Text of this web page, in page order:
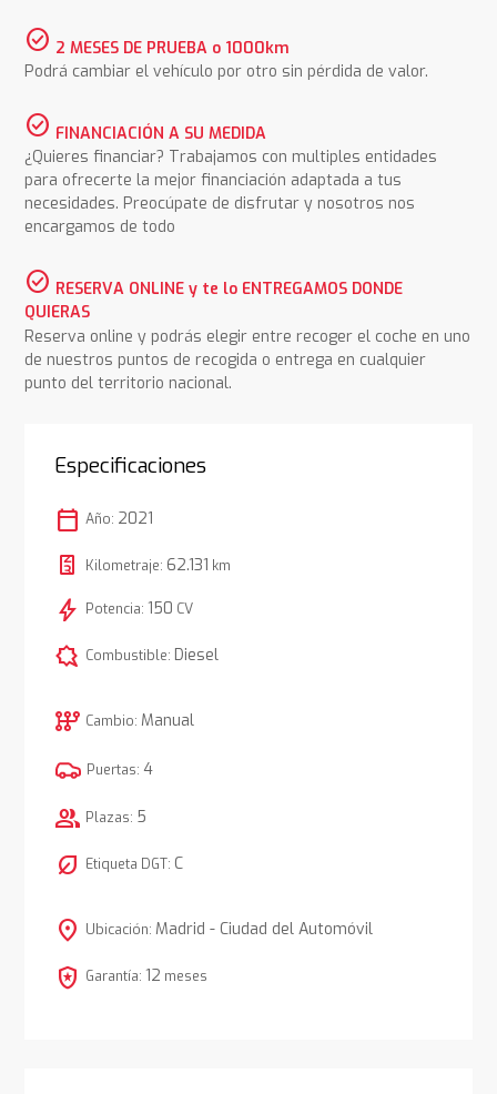
check_circle 2 MESES DE PRUEBA o 1000km
Podrá cambiar el vehículo por otro sin pérdida de valor.
check_circle FINANCIACIÓN A SU MEDIDA
¿Quieres financiar? Trabajamos con multiples entidades
para ofrecerte la mejor financiación adaptada a tus
necesidades. Preocúpate de disfrutar y nosotros nos
encargamos de todo
check_circle RESERVA ONLINE y te lo ENTREGAMOS DONDE
QUIERAS
Reserva online y podrás elegir entre recoger el coche en uno
de nuestros puntos de recogida o entrega en cualquier
punto del territorio nacional.
Especificaciones
calendar_today Año: 2021
Kilometraje: 62.131 km
bolt Potencia: 150 CV
comic_bubble Combustible: Diesel
auto_transmission Cambio: Manual
Puertas: 4
group Plazas: 5
nest_eco_leaf Etiqueta DGT: C
location_on Ubicación: Madrid - Ciudad del Automóvil
local_police Garantía: 12 meses